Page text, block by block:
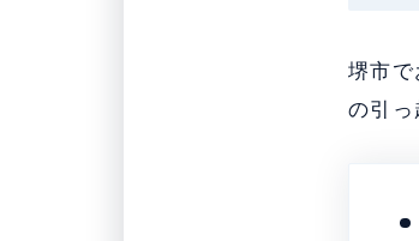
堺市
の引っ